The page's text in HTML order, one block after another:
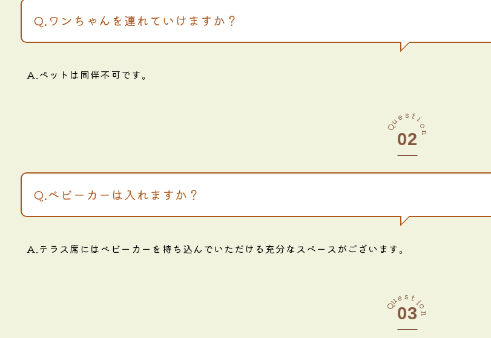
Q.ワンちゃんを連れていけますか？
A.ペットは同伴不可です。
Que s ti
o
n
Q.ベビーカーは入れますか？
A.テラス席にはベビーカーを持ち込んでいただける充分なスペースがございます。
Q
u
e s ti
o
n